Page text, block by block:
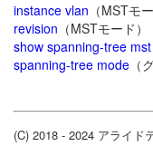
instance vlan （MSTモ
revision （MSTモード）
show spanning-tree
spanning-tree mode （
(C) 2018 - 2024 アライド